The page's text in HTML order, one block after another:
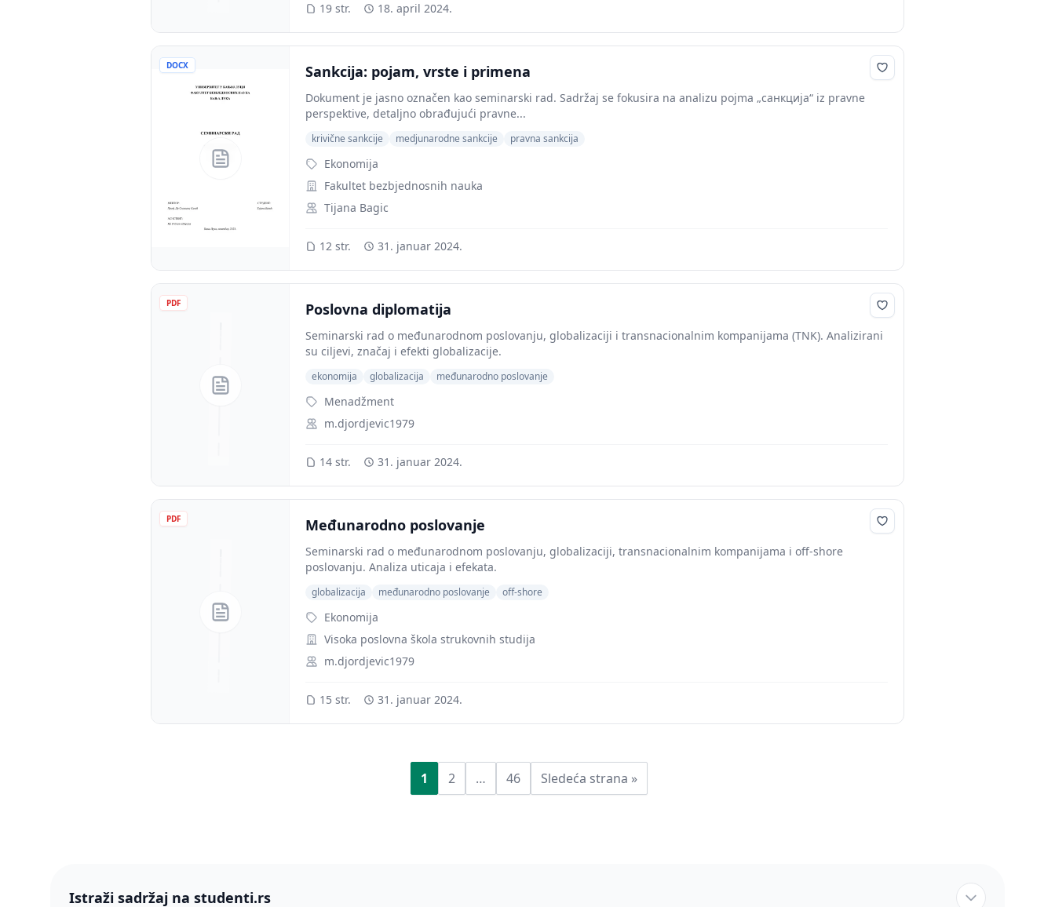
19 str. 18. april 2024.
DOCX Sankcija: pojam, vrste i primena
Dokument je jasno označen kao seminarski rad. Sadržaj se fokusira na analizu pojma „санкција“ iz pravne
perspektive, detaljno obrađujući pravne...
krivične sankcije medjunarodne sankcije pravna sankcija
Ekonomija
Fakultet bezbjednosnih nauka
Tijana Bagic
12 str. 31. januar 2024.
PDF Poslovna diplomatija
Seminarski rad o međunarodnom poslovanju, globalizaciji i transnacionalnim kompanijama (TNK). Analizirani
su ciljevi, značaj i efekti globalizacije.
ekonomija globalizacija međunarodno poslovanje
Menadžment
m.djordjevic1979
14 str. 31. januar 2024.
PDF Međunarodno poslovanje
Seminarski rad o međunarodnom poslovanju, globalizaciji, transnacionalnim kompanijama i off-shore
poslovanju. Analiza uticaja i efekata.
globalizacija međunarodno poslovanje off-shore
Ekonomija
Visoka poslovna škola strukovnih studija
m.djordjevic1979
15 str. 31. januar 2024.
pagination
1 2 … 46 Sledeća strana »
Istraži sadržaj na studenti.rs